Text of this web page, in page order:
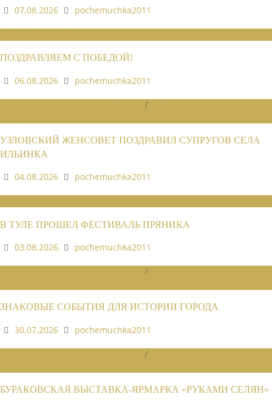
07.08.2026
pochemuchka2011
ПОЗДРАВЛЯЕМ С ПОБЕДОЙ!
06.08.2026
pochemuchka2011
/
УЗЛОВСКИЙ ЖЕНСОВЕТ ПОЗДРАВИЛ СУПРУГОВ СЕЛА
ИЛЬИНКА
04.08.2026
pochemuchka2011
В ТУЛЕ ПРОШЕЛ ФЕСТИВАЛЬ ПРЯНИКА
03.08.2026
pochemuchka2011
/
ЗНАКОВЫЕ СОБЫТИЯ ДЛЯ ИСТОРИИ ГОРОДА
30.07.2026
pochemuchka2011
/
БУРАКОВСКАЯ ВЫСТАВКА-ЯРМАРКА «РУКАМИ СЕЛЯН»